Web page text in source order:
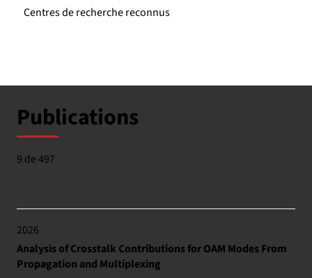
Centres de recherche reconnus
Publications
9 de 497
2026
Analysis of Crosstalk Contributions for OAM Modes From
Propagation and Multiplexing